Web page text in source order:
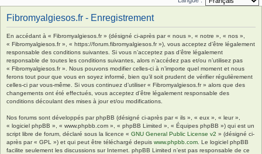
Fibromyalgiesos.fr - Enregistrement
En accédant à « Fibromyalgiesos.fr » (désigné ci-après par « nous », « notre », « nos »,
« Fibromyalgiesos.fr », « https://forum.fibromyalgiesos.fr »), vous acceptez d’être légalement
responsable des conditions suivantes. Si vous n’acceptez pas d’être légalement
responsable de toutes les conditions suivantes, alors n’accédez pas et/ou n’utilisez pas
« Fibromyalgiesos.fr ». Nous pouvons modifier celles-ci à n’importe quel moment et nous
ferons tout pour que vous en soyez informé, bien qu’il soit prudent de vérifier régulièrement
celles-ci par vous-même. Si vous continuez d’utiliser « Fibromyalgiesos.fr » alors que des
changements ont été effectués, vous acceptez d’être légalement responsable des
conditions découlant des mises à jour et/ou modifications.
Nos forums sont développés par phpBB (désigné ci-après par « ils », « eux », « leur »,
« logiciel phpBB », « www.phpbb.com », « phpBB Limited », « Équipes phpBB ») qui est un
script libre de forum, déclaré sous la licence « GNU General Public License v2 » (désigné ci-
après par « GPL ») et qui peut être téléchargé depuis www.phpbb.com . Le logiciel phpBB
facilite seulement les discussions sur Internet. phpBB Limited n’est pas responsable de ce